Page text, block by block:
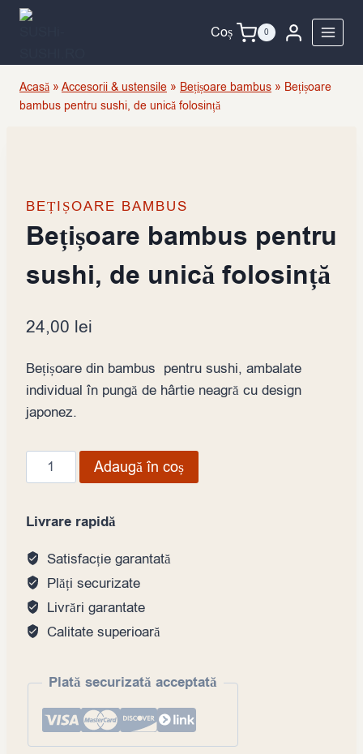
Skip
Coș 0
Acasă » Accesorii & ustensile » Bețișoare bambus » Bețișoare
bambus pentru sushi, de unică folosință
BEȚIȘOARE BAMBUS
Bețișoare bambus pentru
sushi, de unică folosință
24,00 lei
Bețișoare din bambus pentru sushi, ambalate
individual în pungă de hârtie neagră cu design
japonez.
Cantitate
Bețișoare
pentru
sushi,
de
unică
folosință
Adaugă în coș
Livrare rapidă
Satisfacție garantată
Plăți securizate
Livrări garantate
Calitate superioară
Plată securizată acceptată